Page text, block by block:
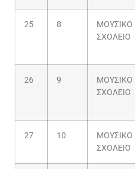
25 8
ΜΟΥΣΙΚΟ
ΣΧΟΛΕΙΟ
26 9
ΜΟΥΣΙΚΟ
ΣΧΟΛΕΙΟ
27 10
ΜΟΥΣΙΚΟ
ΣΧΟΛΕΙΟ